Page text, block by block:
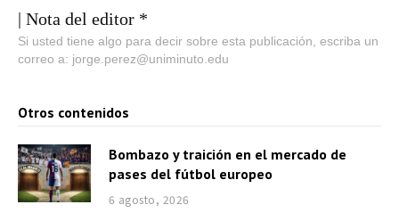
| Nota del editor *
Si usted tiene algo para decir sobre esta publicación, escriba un
correo a: jorge.perez@uniminuto.edu
Otros contenidos
Bombazo y traición en el mercado de
pases del fútbol europeo
6 agosto, 2026